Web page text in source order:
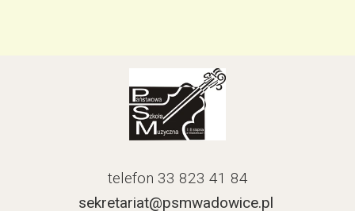
telefon 33 823 41 84
sekretariat@psmwadowice.pl